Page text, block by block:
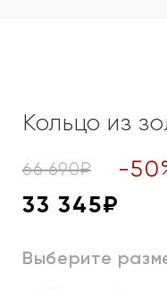
Кольцо из
66 690₽ -50
33 345₽
Выберите